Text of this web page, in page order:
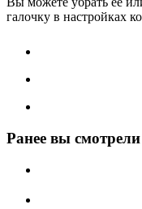
галочку в настройках
Ранее вы смотрели